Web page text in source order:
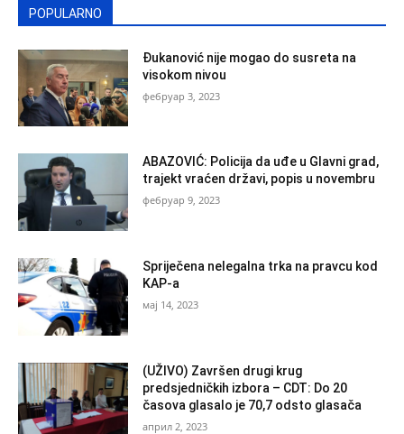
POPULARNO
Đukanović nije mogao do susreta na
visokom nivou
фебруар 3, 2023
ABAZOVIĆ: Policija da uđe u Glavni grad,
trajekt vraćen državi, popis u novembru
фебруар 9, 2023
Spriječena nelegalna trka na pravcu kod
KAP-a
мај 14, 2023
(UŽIVO) Završen drugi krug
predsjedničkih izbora – CDT: Do 20
časova glasalo je 70,7 odsto glasača
април 2, 2023